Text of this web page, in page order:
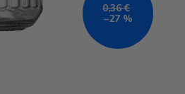
0,36 €
–27 %